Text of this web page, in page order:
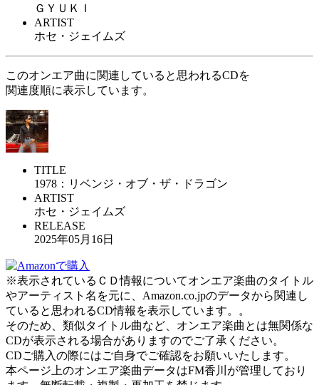
ＧＹＵＫＩ
ARTIST
ホセ・ジェイムズ
このオンエア曲に関連していると思われるCDを
関連度順に表示しています。
TITLE
1978：リベンジ・オブ・ザ・ドラゴン
ARTIST
ホセ・ジェイムズ
RELEASE
2025年05月16日
※表示されているＣＤ情報についてオンエア楽曲のタイトル
やアーティスト名を元に、Amazon.co.jpのデータから関連し
ていると思われるCD情報を表示しています。。
そのため、類似タイトル曲など、オンエア楽曲とは無関係な
CDが表示される場合がありますのでご了承ください。
CDご購入の際にはご自身でご確認をお願いいたします。
本ページ上のオンエア楽曲データはFM香川が管理しており